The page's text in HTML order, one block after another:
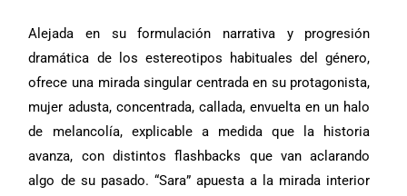
Alejada en su formulación narrativa y progresión
dramática de los estereotipos habituales del género,
ofrece una mirada singular centrada en su protagonista,
mujer adusta, concentrada, callada, envuelta en un halo
de melancolía, explicable a medida que la historia
avanza, con distintos flashbacks que van aclarando
algo de su pasado. “Sara” apuesta a la mirada interior